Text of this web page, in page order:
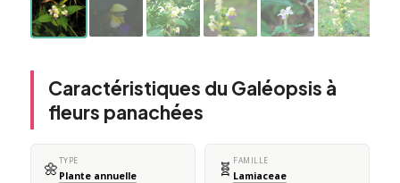
Caractéristiques du Galéopsis à
fleurs panachées
🌼TYPE
Plante annuelle 🧬 FAMILLE
Lamiaceae